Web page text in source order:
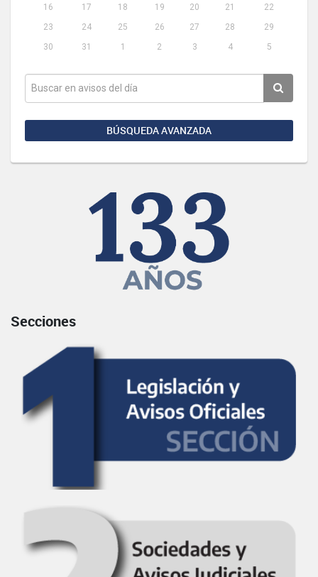
16
17 18 19 20 21
22
23
24 25 26 27 28
29
30
31 1 2 3 4 5
BÚSQUEDA AVANZADA
Secciones